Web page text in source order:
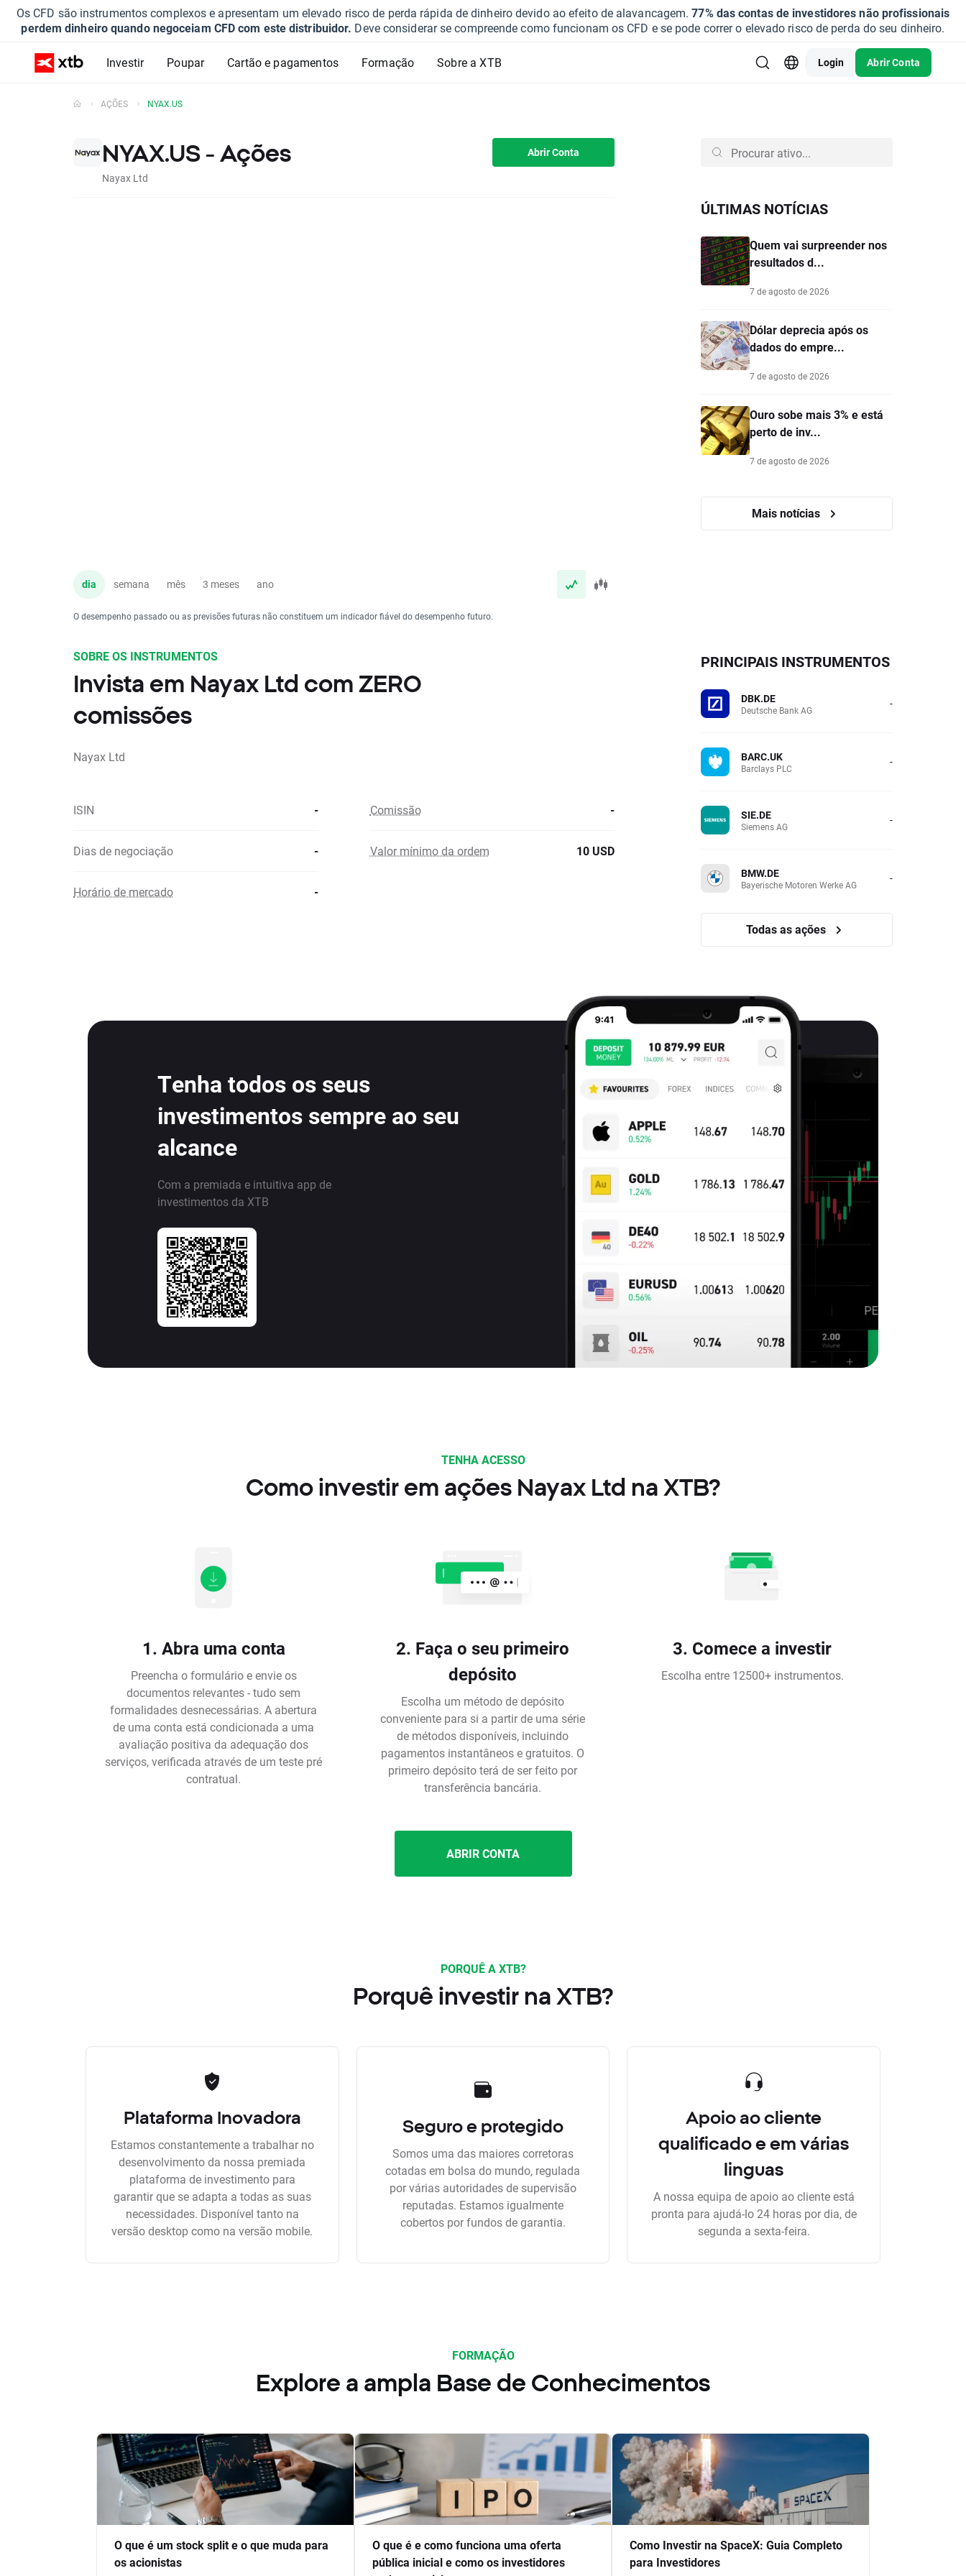
Os CFD são instrumentos complexos e apresentam um elevado risco de perda rápida de dinheiro devido ao efeito de alavancagem.77% das contas de investidores não profissionais
perdem dinheiro quando negoceiam CFD com este distribuidor. Deve considerar se compreende como funcionam os CFD e se pode correr o elevado risco de perda do seu dinheiro.
Investir Poupar Cartão e pagamentos Formação Sobre a XTB Login Abrir Conta
AÇÕES NYAX.US
NYAX.US - Ações
Nayax Ltd
Abrir Conta
dia semana mês 3 meses ano
O desempenho passado ou as previsões futuras não constituem um indicador fiável do desempenho futuro.
ÚLTIMAS NOTÍCIAS
Quem vai surpreender nos
resultados d...
7 de agosto de 2026
Dólar deprecia após os
dados do empre...
7 de agosto de 2026
Ouro sobe mais 3% e está
perto de inv...
7 de agosto de 2026
Mais notícias
SOBRE OS INSTRUMENTOS
Invista em Nayax Ltd com ZERO
comissões
Nayax Ltd
ISIN - Comissão -
Dias de negociação - Valor mínimo da ordem 10 USD
Horário de mercado -
PRINCIPAIS INSTRUMENTOS
DBK.DE
Deutsche Bank AG -
BARC.UK
Barclays PLC -
SIE.DE
Siemens AG -
BMW.DE
Bayerische Motoren Werke AG -
Todas as ações
Tenha todos os seus
investimentos sempre ao seu
alcance
Com a premiada e intuitiva app de
investimentos da XTB
TENHA ACESSO
Como investir em ações Nayax Ltd na XTB?
1. Abra uma conta
Preencha o formulário e envie os
documentos relevantes - tudo sem
formalidades desnecessárias. A abertura
de uma conta está condicionada a uma
avaliação positiva da adequação dos
serviços, verificada através de um teste pré
contratual.
2. Faça o seu primeiro
depósito
Escolha um método de depósito
conveniente para si a partir de uma série
de métodos disponíveis, incluindo
pagamentos instantâneos e gratuitos. O
primeiro depósito terá de ser feito por
transferência bancária.
3. Comece a investir
Escolha entre 12500+ instrumentos.
ABRIR CONTA
PORQUÊ A XTB?
Porquê investir na XTB?
Plataforma Inovadora
Estamos constantemente a trabalhar no
desenvolvimento da nossa premiada
plataforma de investimento para
garantir que se adapta a todas as suas
necessidades. Disponível tanto na
versão desktop como na versão mobile.
Seguro e protegido
Somos uma das maiores corretoras
cotadas em bolsa do mundo, regulada
por várias autoridades de supervisão
reputadas. Estamos igualmente
cobertos por fundos de garantia.
Apoio ao cliente
qualificado e em várias
linguas
A nossa equipa de apoio ao cliente está
pronta para ajudá-lo 24 horas por dia, de
segunda a sexta-feira.
FORMAÇÃO
Explore a ampla Base de Conhecimentos
O que é um stock split e o que muda para
os acionistas
O que é e como funciona uma oferta
pública inicial e como os investidores
Como Investir na SpaceX: Guia Completo
para Investidores